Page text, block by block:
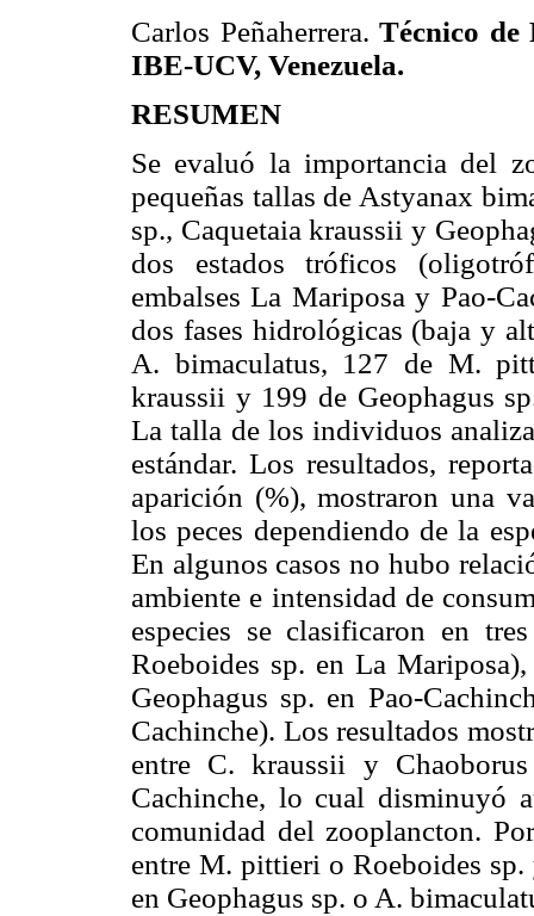
Carlos Peñaherrera.Técnico
IBE-UCV, Venezuela.
RESUMEN
Se evaluó la importancia del
pequeñas tallas de Astyanax
sp., Caquetaia kraussii y
dos estados tróficos
embalses La Mariposa y Pao-
dos fases hidrológicas (baja y
A. bimaculatus, 127 de M.
kraussii y 199 de Geophagus
La talla de los individuos
estándar. Los resultados,
aparición (%), mostraron una
los peces dependiendo de la
En algunos casos no hubo
ambiente e intensidad de
especies se clasificaron en
Roeboides sp. en La
Geophagus sp. en Pao-
Cachinche). Los resultados
entre C. kraussii y
Cachinche, lo cual disminuyó
comunidad del zooplancton.
entre M. pittieri o Roeboides
en Geophagus sp. o A.